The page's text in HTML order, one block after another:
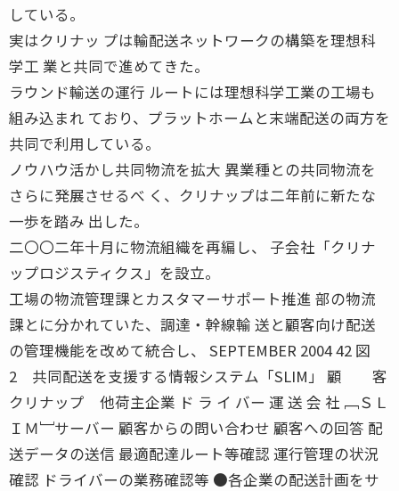
している。
実はクリナッ プは輸配送ネットワークの構築を理想科
学工 業と共同で進めてきた。
ラウンド輸送の運行 ルートには理想科学工業の工場も
組み込まれ ており、プラットホームと末端配送の両方を
共同で利用している。
ノウハウ活かし共同物流を拡大 異業種との共同物流を
さらに発展させるべ く、クリナップは二年前に新たな
一歩を踏み 出した。
二〇〇二年十月に物流組織を再編し、 子会社「クリナ
ップロジスティクス」を設立。
工場の物流管理課とカスタマーサポート推進 部の物流
課とに分かれていた、調達・幹線輸 送と顧客向け配送
の管理機能を改めて統合し、 SEPTEMBER 2004 42 図
2 共同配送を支援する情報システム「SLIM」 顧 客
クリナップ 他荷主企業 ド ラ イ バー 運 送 会 社 ﹇ＳＬ
ＩＭ﹈サーバー 顧客からの問い合わせ 顧客への回答 配
送データの送信 最適配達ルート等確認 運行管理の状況
確認 ドライバーの業務確認等 ●各企業の配送計画をサ